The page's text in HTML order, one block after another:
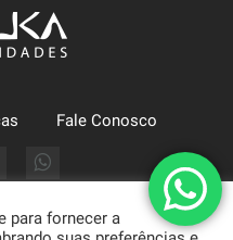
Fale Conosco
Whatsapp
0002-43) - Arte,
para fornecer a